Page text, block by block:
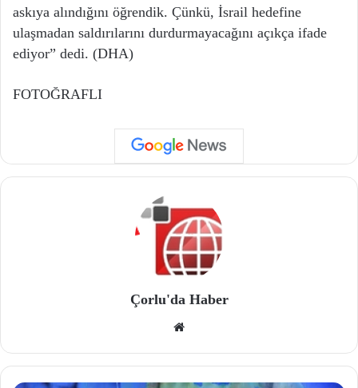
askıya alındığını öğrendik. Çünkü, İsrail hedefine
ulaşmadan saldırılarını durdurmayacağını açıkça ifade
ediyor” dedi. (DHA)
FOTOĞRAFLI
Çorlu'da Haber
site
si